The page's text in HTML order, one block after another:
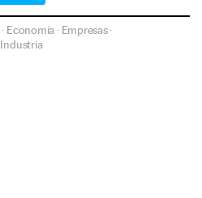
· Economía · Empresas·
Industria